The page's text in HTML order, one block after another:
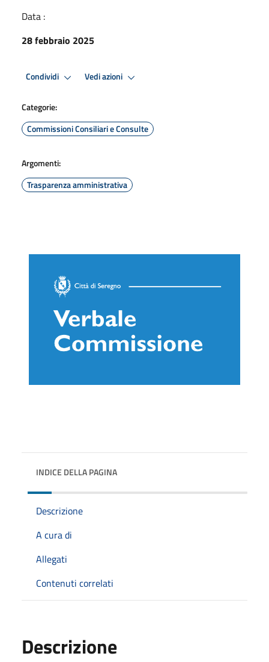
Data :
28 febbraio 2025
Condividi Vedi azioni
Categorie:
Commissioni Consiliari e Consulte
Argomenti:
Trasparenza amministrativa
INDICE DELLA PAGINA
Descrizione
A cura di
Allegati
Contenuti correlati
Descrizione